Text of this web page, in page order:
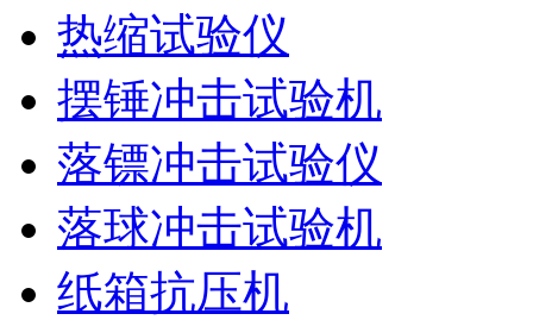
热缩试验仪
摆锤冲击试验机
落镖冲击试验仪
落球冲击试验机
纸箱抗压机